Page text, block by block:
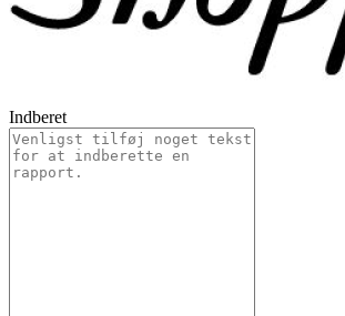
Indberet